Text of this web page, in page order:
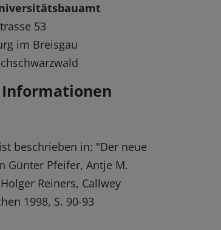
53
im Breisgau
beschrieben in: "Der neue
Günter Pfeifer, Antje M.
Reiners, Callwey
1998, S. 90-93